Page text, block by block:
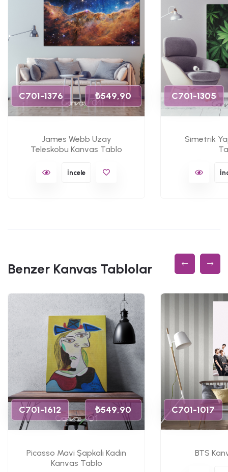
C701-1376 ₺549,90
James Webb Uzay
Teleskobu Kanvas Tablo
İncele
C701-1305
Simetrik
Benzer Kanvas Tablolar
C701-1612 ₺549,90
Picasso Mavi Şapkalı Kadın
Kanvas Tablo
C701-1017
BTS